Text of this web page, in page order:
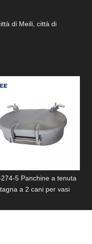
di Meili, città di
5 Panchine a tenuta
a 2 cani per vasi